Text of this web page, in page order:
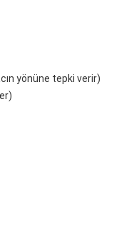
yönüne tepki verir)